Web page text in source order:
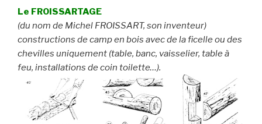
Le FROISSARTAGE
(du nom de Michel FROISSART, son inventeur)
constructions de camp en bois avec de la ficelle ou des
chevilles uniquement (table, banc, vaisselier, table à
feu, installations de coin toilette…).